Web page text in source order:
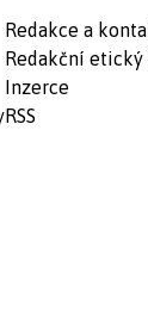
Redakce a
Redakční etický
Inzerce
RSS